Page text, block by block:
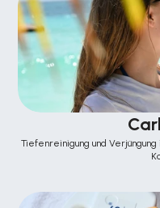
Tiefenreinigung und